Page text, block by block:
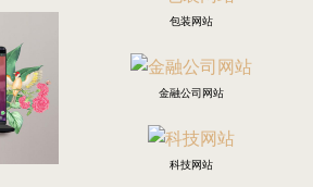
包装网站
金融公司网站
科技网站